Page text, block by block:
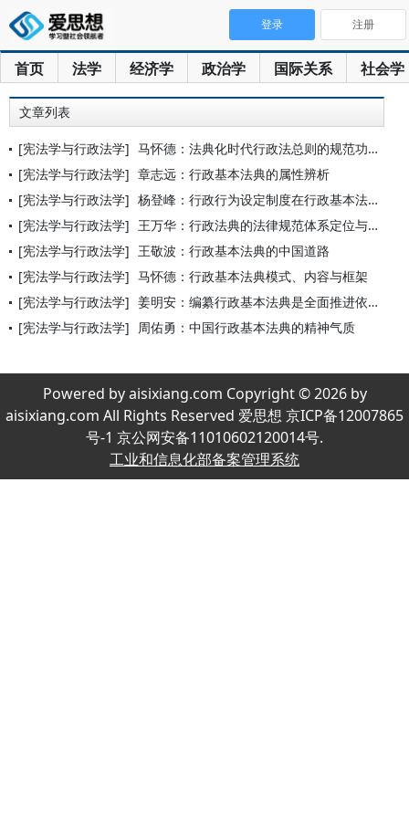
首页 法学 经济学 政治学 国际关系 社会学
登录 注册
文章列表
[宪法学与行政法学] 马怀德：法典化时代行政法总则的规范功能与构建
[宪法学与行政法学] 章志远：行政基本法典的属性辨析
[宪法学与行政法学] 杨登峰：行政行为设定制度在行政基本法典中的去留
[宪法学与行政法学] 王万华：行政法典的法律规范体系定位与立法选择
[宪法学与行政法学] 王敬波：行政基本法典的中国道路
[宪法学与行政法学] 马怀德：行政基本法典模式、内容与框架
[宪法学与行政法学] 姜明安：编纂行政基本法典是全面推进依法治国的需要
[宪法学与行政法学] 周佑勇：中国行政基本法典的精神气质
Powered by aisixiang.com Copyright © 2026 by
aisixiang.com All Rights Reserved 爱思想 京ICP备12007865
号-1 京公网安备11010602120014号.
工业和信息化部备案管理系统